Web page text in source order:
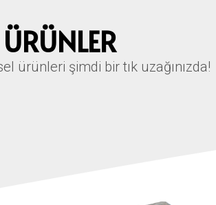
ürünleri şimdi bir tık uzağınızda!